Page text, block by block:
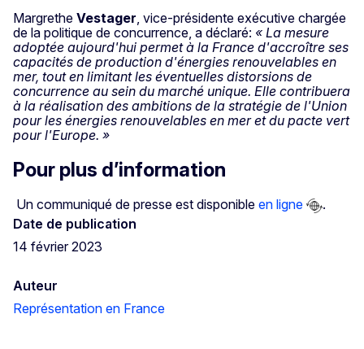
Margrethe Vestager, vice-présidente exécutive chargée
de la politique de concurrence, a déclaré: « La mesure
adoptée aujourd'hui permet à la France d'accroître ses
capacités de production d'énergies renouvelables en
mer, tout en limitant les éventuelles distorsions de
concurrence au sein du marché unique. Elle contribuera
à la réalisation des ambitions de la stratégie de l'Union
pour les énergies renouvelables en mer et du pacte vert
pour l'Europe. »
Pour plus d’information
Un communiqué de presse est disponible en ligne
.
Date de publication
14 février 2023
Auteur
Représentation en France